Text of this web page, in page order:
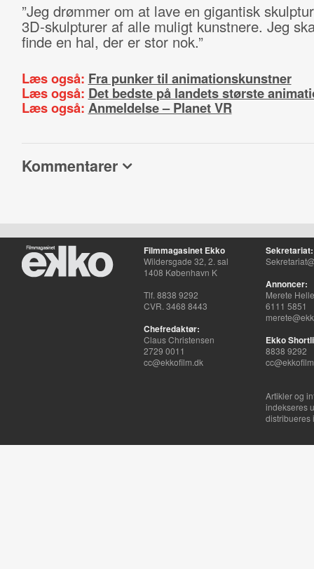
”Jeg drømmer om at lave en gigantisk
3D-skulpturer af alle muligt kunstnere. Jeg
finde en hal, der er stor nok.”
Læs også: Fra punker til animationskunstner
Læs også: Det bedste på landets største
Læs også: Anmeldelse – Planet VR
Kommentarer
Filmmagasinet Ekko
Wildersgade 32, 2. sal
1408 København K
Tlf. 8838 9292
CVR. 3468 8443
Chefredaktør:
Claus Christensen
2729 0011
cc@ekkofilm.dk
Sekretariat:
Annoncer:
Merete
6111 5851
Ekko
8838 9292
Artikler og
indekseres
distribueres